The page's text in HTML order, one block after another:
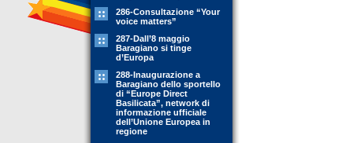
286-Consultazione “Your
voice matters”
287-Dall’8 maggio
Baragiano si tinge
d’Europa
288-Inaugurazione a
Baragiano dello sportello
di “Europe Direct
Basilicata”, network di
informazione ufficiale
dell’Unione Europea in
regione